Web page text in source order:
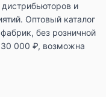
и
Оптовый каталог
без розничной
000 ₽, возможна